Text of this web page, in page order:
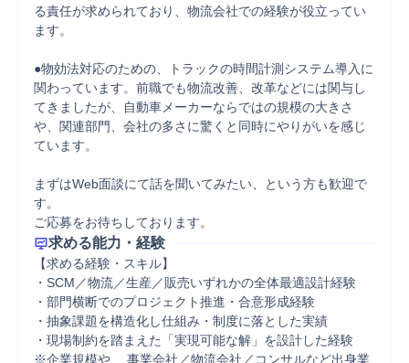
る責任が求められており、物流会社での経験が役立ってい
ます。
●物効法対応のための、トラックの時間計測システム導入に
関わっています。前職でも物流改善、改革などには関与し
てきましたが、自動車メーカーならではの規模の大きさ
や、関連部門、会社の多さに驚くと同時にやりがいを感じ
ています。
まずはWeb面談にて話を聞いてみたい、という方も歓迎で
す。
ご応募をお待ちしております。
求める能力・経験
【求める経験・スキル】
・SCM／物流／生産／販売いずれかの全体最適設計経験
・部門横断でのプロジェクト推進・合意形成経験
・抽象課題を構造化し仕組み・制度に落とした実績
・現場制約を踏まえた「実現可能な解」を設計した経験
※企業規模や、 事業会社／物流会社／コンサルなど出身業